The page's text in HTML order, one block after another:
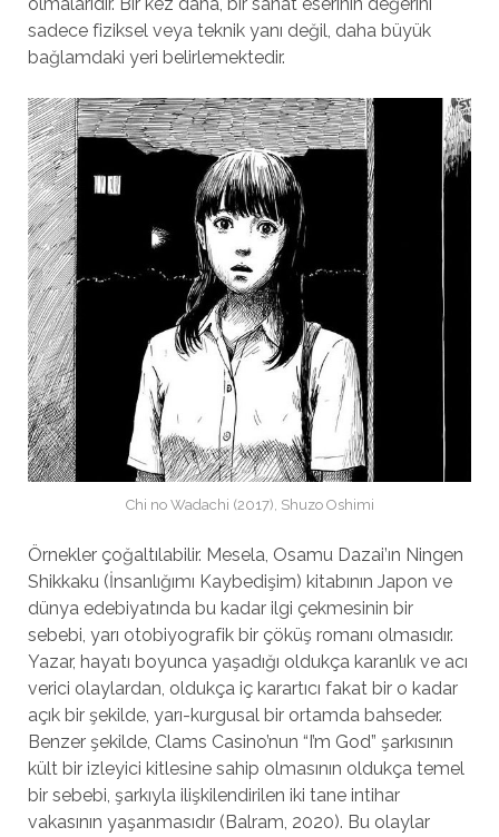
sadece fiziksel veya teknik yanı değil, daha büyük
bağlamdaki yeri belirlemektedir.
Chi no Wadachi (2017), Shuzo Oshimi
Örnekler çoğaltılabilir. Mesela, Osamu Dazai’ın Ningen
Shikkaku (İnsanlığımı Kaybedişim) kitabının Japon ve
dünya edebiyatında bu kadar ilgi çekmesinin bir
sebebi, yarı otobiyografik bir çöküş romanı olmasıdır.
Yazar, hayatı boyunca yaşadığı oldukça karanlık ve acı
verici olaylardan, oldukça iç karartıcı fakat bir o kadar
açık bir şekilde, yarı-kurgusal bir ortamda bahseder.
Benzer şekilde, Clams Casino’nun “I’m God” şarkısının
kült bir izleyici kitlesine sahip olmasının oldukça temel
bir sebebi, şarkıyla ilişkilendirilen iki tane intihar
vakasının yaşanmasıdır (Balram, 2020). Bu olaylar